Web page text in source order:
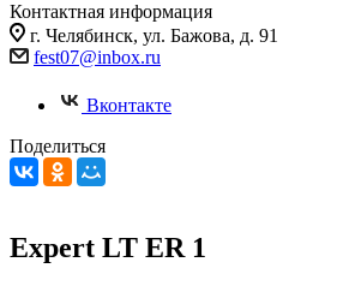
Контактная информация
г. Челябинск, ул. Бажова, д. 91
fest07@inbox.ru
Вконтакте
Поделиться
Expert LT ER 1